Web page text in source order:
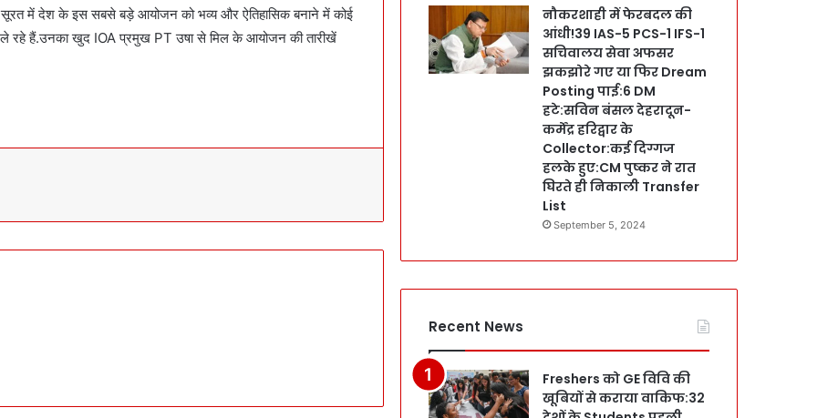
में देश के इस सबसे बड़े आयोजन को भव्य और ऐतिहासिक बनाने में कोई
ले रहे हैं.उनका खुद IOA प्रमुख PT उषा से मिल के आयोजन की तारीखें
नौकरशाही में फेरबदल की
आंधी!39 IAS-5 PCS-1 IFS-1
सचिवालय सेवा अफसर
झकझोरे गए या फिर Dream
Posting पाई:6 DM
हटे:सविन बंसल देहरादून-
कर्मेंद्र हरिद्वार के
Collector:कई दिग्गज
हलके हुए:CM पुष्कर ने रात
घिरते ही निकाली Transfer
List
September 5, 2024
Recent News
Freshers को GE विवि की
खूबियों से कराया वाकिफ:32